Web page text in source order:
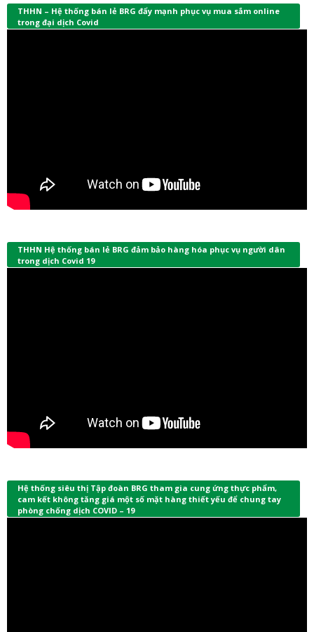
THHN – Hệ thống bán lẻ BRG đẩy mạnh phục vụ mua sắm online
trong đại dịch Covid
THHN Hệ thống bán lẻ BRG đảm bảo hàng hóa phục vụ người dân
trong dịch Covid 19
Hệ thống siêu thị Tập đoàn BRG tham gia cung ứng thực phẩm,
cam kết không tăng giá một số mặt hàng thiết yếu để chung tay
phòng chống dịch COVID – 19